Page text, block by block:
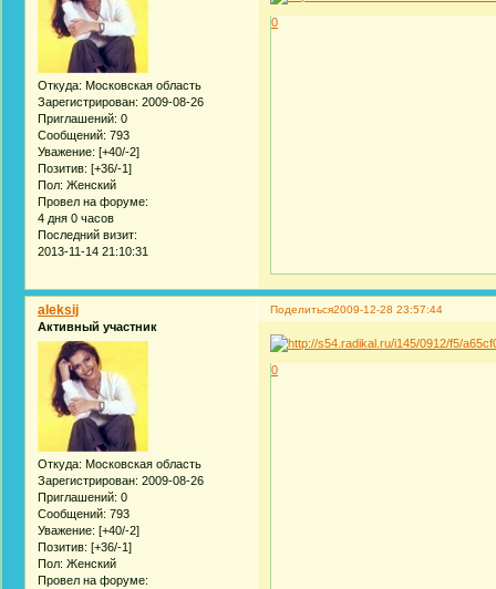
Откуда: Московская область
Зарегистрирован: 2009-08-26
Приглашений: 0
Сообщений: 793
Уважение: [+40/-2]
Позитив: [+36/-1]
Пол: Женский
Провел на форуме:
4 дня 0 часов
Последний визит:
2013-11-14 21:10:31
0
Поделиться2009-12-28 23:57:44
aleksij
Активный участник
Откуда: Московская область
Зарегистрирован: 2009-08-26
Приглашений: 0
Сообщений: 793
Уважение: [+40/-2]
Позитив: [+36/-1]
Пол: Женский
Провел на форуме:
0